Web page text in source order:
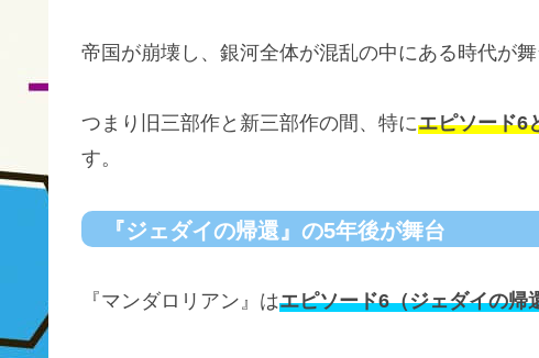
帝国が崩壊し、銀河全体が混乱の中にある時代が舞
つまり旧三部作と新三部作の間、特にエピソード6
す。
『ジェダイの帰還』の5年後が舞台
『マンダロリアン』はエピソード6（ジェダイの帰